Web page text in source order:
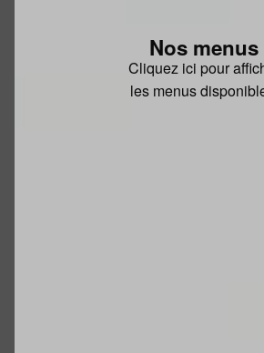
Nos menus
Cliquez ici pour
les menus